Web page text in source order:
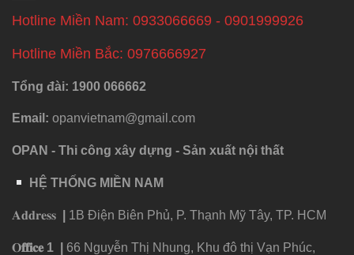
Hotline Miền Nam: 0933066669 - 0901999926
Hotline Miền Bắc: 0976666927
Tổng đài: 1900 066662
Email: opanvietnam@gmail.com
OPAN - Thi công xây dựng - Sản xuất nội thất
HỆ THỐNG MIỀN NAM
𝐀𝐝𝐝𝐫𝐞𝐬𝐬 1B Điện Biên Phủ, P. Thạnh Mỹ Tây, TP. HCM
𝐎𝐟𝐟𝐢𝐜𝐞1
66 Nguyễn Thị Nhung, Khu đô thị Vạn Phúc,